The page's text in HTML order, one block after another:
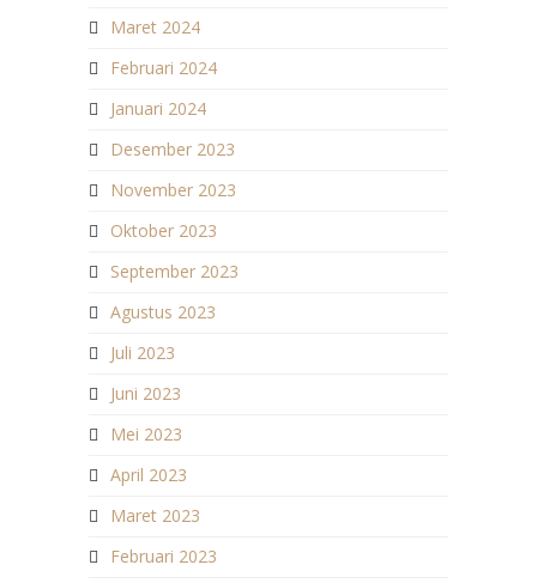
Maret 2024
Februari 2024
Januari 2024
Desember 2023
November 2023
Oktober 2023
September 2023
Agustus 2023
Juli 2023
Juni 2023
Mei 2023
April 2023
Maret 2023
Februari 2023